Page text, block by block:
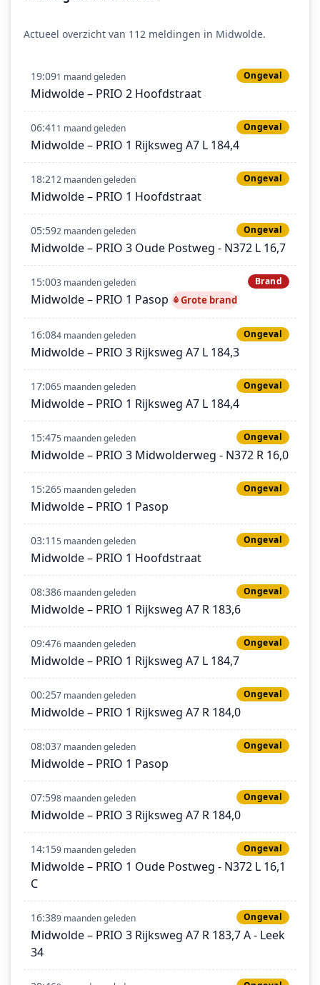
Actueel overzicht van 112 meldingen in Midwolde.
19:091 maand geleden Ongeval
Midwolde – PRIO 2 Hoofdstraat
06:41 1 maand geleden Ongeval
Midwolde – PRIO 1 Rijksweg A7 L 184,4
18:212 maanden geleden Ongeval
Midwolde – PRIO 1 Hoofdstraat
05:592 maanden geleden Ongeval
Midwolde – PRIO 3 Oude Postweg - N372 L 16,7
15:003 maanden geleden Brand
Midwolde – PRIO 1 Pasop Grote brand
16:084 maanden geleden Ongeval
Midwolde – PRIO 3 Rijksweg A7 L 184,3
17:065 maanden geleden Ongeval
Midwolde – PRIO 1 Rijksweg A7 L 184,4
15:475 maanden geleden Ongeval
Midwolde – PRIO 3 Midwolderweg - N372 R 16,0
15:265 maanden geleden Ongeval
Midwolde – PRIO 1 Pasop
03:115 maanden geleden Ongeval
Midwolde – PRIO 1 Hoofdstraat
08:386 maanden geleden Ongeval
Midwolde – PRIO 1 Rijksweg A7 R 183,6
09:476 maanden geleden Ongeval
Midwolde – PRIO 1 Rijksweg A7 L 184,7
00:257 maanden geleden Ongeval
Midwolde – PRIO 1 Rijksweg A7 R 184,0
08:037 maanden geleden Ongeval
Midwolde – PRIO 1 Pasop
07:598 maanden geleden Ongeval
Midwolde – PRIO 3 Rijksweg A7 R 184,0
14:159 maanden geleden Ongeval
Midwolde – PRIO 1 Oude Postweg - N372 L 16,1
C
16:389 maanden geleden Ongeval
Midwolde – PRIO 3 Rijksweg A7 R 183,7 A - Leek
34